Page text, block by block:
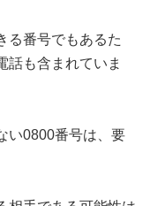
る番号でもあるた
話も含まれていま
い0800番号は、要